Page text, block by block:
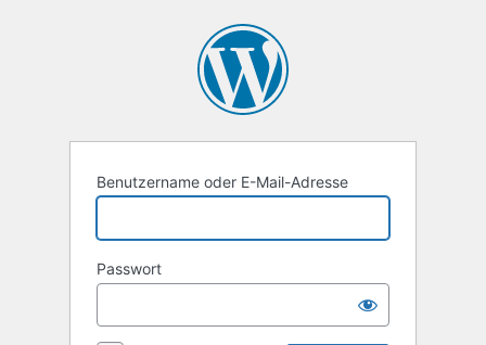
Benutzername oder E-Mail-Adresse
Passwort